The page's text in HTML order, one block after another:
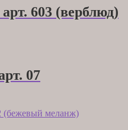
603 (верблюд)
07